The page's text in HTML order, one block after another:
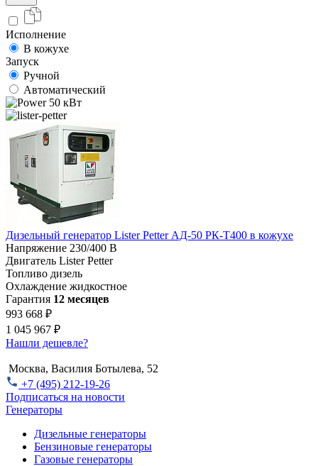
Исполнение
В кожухе
Запуск
Ручной
Автоматический
50 кВт
Дизельный генератор Lister Petter АД-50 РК-Т400 в кожухе
Напряжение 230/400 В
Двигатель Lister Petter
Топливо дизель
Охлаждение жидкостное
Гарантия 12 месяцев
993 668 ₽
1 045 967 ₽
Нашли дешевле?
Москва, Василия Ботылева, 52
+7 (495) 212-19-26
Подписаться на новости
Генераторы
Дизельные генераторы
Бензиновые генераторы
Газовые генераторы